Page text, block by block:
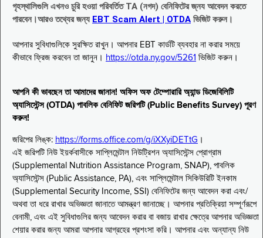
গৃহস্থালিগুলি এখনও চুরি হওয়া পরিবর্তিত TA (নগদ) বেনিফিটের জ্নয আবেদন করতে
পারবেন।আরও তথ্যের জন্য EBT Scam Alert | OTDA ভিজিট করুন।
আপনার সুবিধাগুলিকে সুরক্ষিত রাখুন। আপনার EBT কার্ডটি ব্যবহার না করার সময়ে
কীভাবে ফ্রিজ করবেন তা জানুন। https://otda.ny.gov/5261 ভিজিট করুন।
আপনি কী ভাবছেন তা আমাদের জানান! অফিস অফ টেম্পোরারি অ্যান্ড ডিজেবিলিটি
অ্যাসিস্টেন্স (OTDA) পাবলিক বেনিফিট জরিপটি (Public Benefits Survey) পূরণ
করুন!
জরিপের লিঙ্ক: https://forms.office.com/g/iXXyiDETtG ।
এই জরিপটি নিউ ইয়র্কবাসীকে সাপ্লিমেন্টাল নিউট্রিশন অ্যাসিস্টেন্স প্রোগ্রাম
(Supplemental Nutrition Assistance Program, SNAP), পাবলিক
অ্যাসিস্টেন্স (Public Assistance, PA), এবং সাপ্লিমেন্টাল সিকিউরিটি ইনকাম
(Supplemental Security Income, SSI) বেনিফিটের জন্য আবেদন করা এবং/
অথবা তা ধরে রাখার অভিজ্ঞতা জানাতে আমন্ত্রণ জানাচ্ছে। আপনার প্রতিক্রিয়া সম্পূর্ণরূপে
বেনামী, এবং এই সুবিধাগুলির জন্য আবেদন করার বা বজায় রাখার ক্ষেত্রে আপনার অভিজ্ঞতা
শেয়ার করার জন্য আমরা আপনার আগ্রহের প্রশংসা করি। আপনার এবং অন্যান্য নিউ